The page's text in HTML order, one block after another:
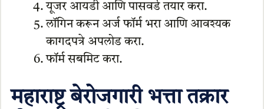
यूजर आयडी आणि पासवर्ड तयार करा.
लॉगिन करून अर्ज फॉर्म भरा आणि आवश्यक
कागदपत्रे अपलोड करा.
फॉर्म सबमिट करा.
महाराष्ट्र बेरोजगारी भत्ता तक्रार